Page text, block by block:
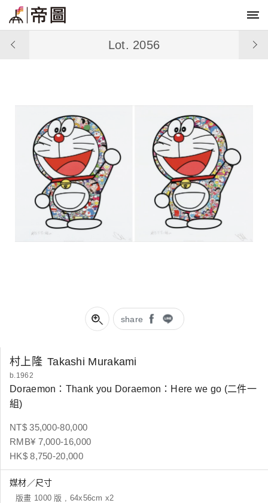
share
Lot. 2056
村上隆 Takashi Murakami
b.1962
Doraemon：Thank you Doraemon：Here we go (二件一
組)
NT$ 35,000-80,000
RMB¥ 7,000-16,000
HK$ 8,750-20,000
媒材／尺寸
版畫 1000 版 , 64x56cm x2